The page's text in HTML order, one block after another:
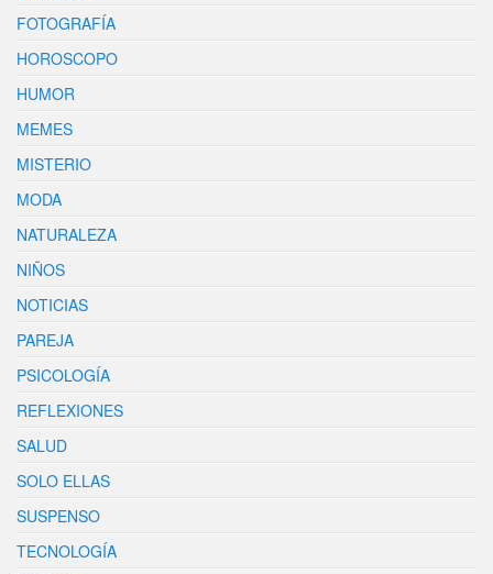
FOTOGRAFÍA
HOROSCOPO
HUMOR
MEMES
MISTERIO
MODA
NATURALEZA
NIÑOS
NOTICIAS
PAREJA
PSICOLOGÍA
REFLEXIONES
SALUD
SOLO ELLAS
SUSPENSO
TECNOLOGÍA